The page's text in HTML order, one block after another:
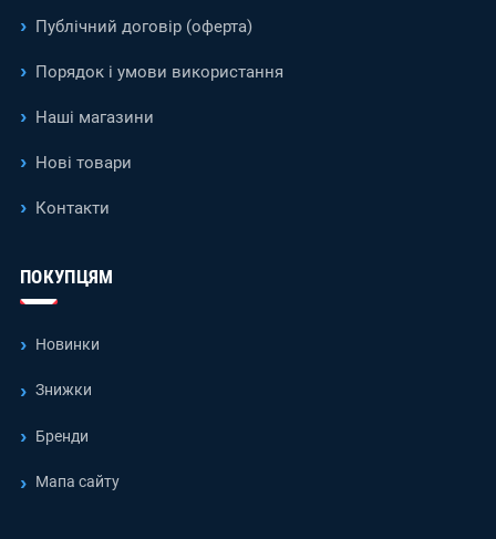
Публічний договір (оферта)
Порядок і умови використання
Наші магазини
Нові товари
Контакти
ПОКУПЦЯМ
Новинки
Знижки
Бренди
Мапа сайту